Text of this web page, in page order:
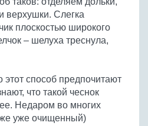
верхушки. Слегка
плоскостью широкого
– шелуха треснула,
способ предпочитают
что такой чеснок
Недаром во многих
уже очищенный)